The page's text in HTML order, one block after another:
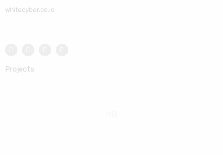
whitecyber.co.id
Projects